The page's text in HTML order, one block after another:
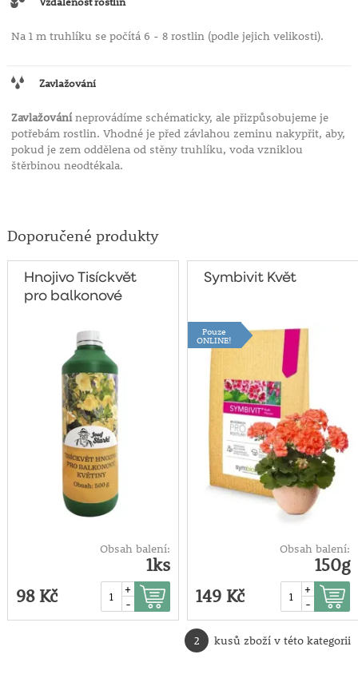
Na 1 m truhlíku se počítá 6 - 8 rostlin (podle jejich velikosti).
Zavlažování
Zavlažováníneprovádíme schématicky, ale přizpůsobujeme je
potřebám rostlin. Vhodné je před závlahou zeminu nakypřit, aby,
pokud je zem oddělena od stěny truhlíku, voda vzniklou
štěrbinou neodtékala.
Doporučené produkty
Hnojivo Tisíckvět
pro balkonové
Obsah balení:
1ks
98 Kč
+
-
Symbivit Květ
Pouze
ONLINE!
Obsah balení:
150g
149 Kč
+
-
2 kusů zboží v této kategorii